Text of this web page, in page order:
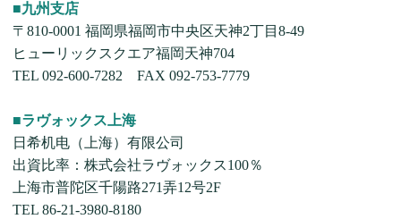
■九州支店
〒810-0001 福岡県福岡市中央区天神2丁目8-49
ヒューリックスクエア福岡天神704
TEL 092-600-7282 FAX 092-753-7779
■ラヴォックス上海
日希机电（上海）有限公司
出資比率：株式会社ラヴォックス100％
上海市普陀区千陽路271弄12号2F
TEL 86-21-3980-8180